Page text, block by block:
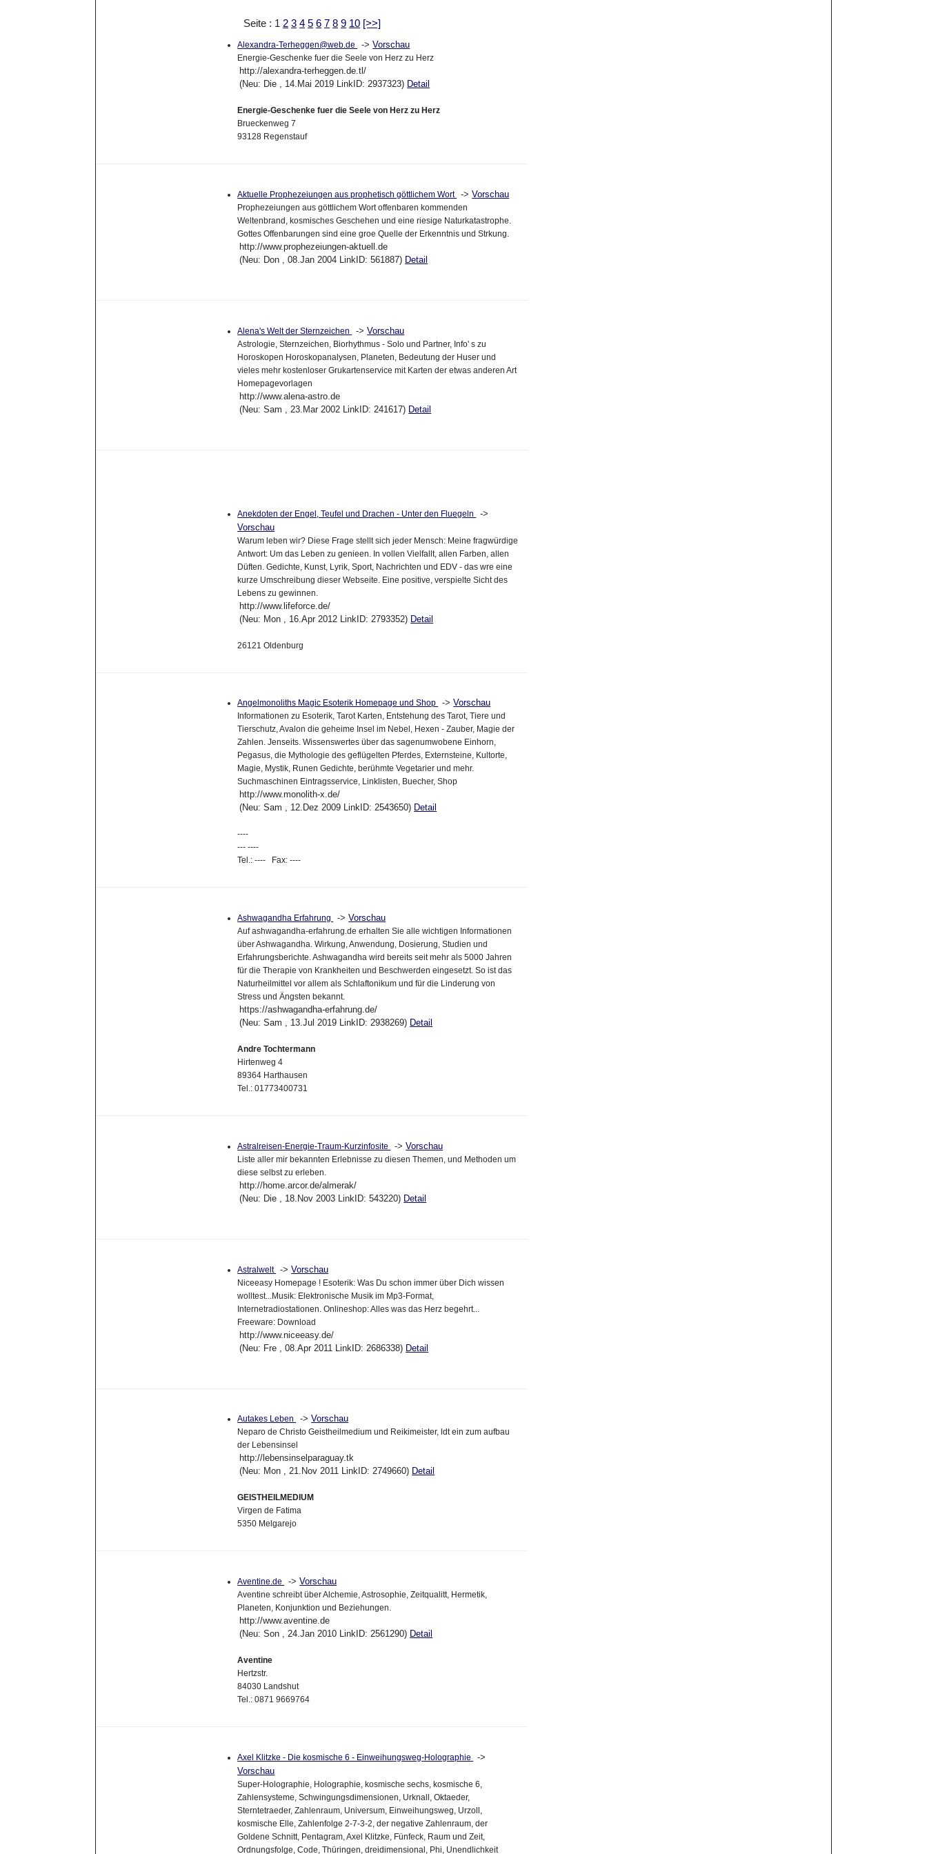
Seite : 1 2 3 4 5 6 7 8 9 10 [>>]
Alexandra-Terheggen@web.de ->Vorschau
Energie-Geschenke fuer die Seele von Herz zu Herz
http://alexandra-terheggen.de.tl/
(Neu: Die , 14.Mai 2019 LinkID: 2937323) Detail
Energie-Geschenke fuer die Seele von Herz zu Herz
Brueckenweg 7
93128 Regenstauf
Aktuelle Prophezeiungen aus prophetisch göttlichem Wort ->Vorschau
Prophezeiungen aus göttlichem Wort offenbaren kommenden
Weltenbrand, kosmisches Geschehen und eine riesige Naturkatastrophe.
Gottes Offenbarungen sind eine groe Quelle der Erkenntnis und Strkung.
http://www.prophezeiungen-aktuell.de
(Neu: Don , 08.Jan 2004 LinkID: 561887) Detail
Alena's Welt der Sternzeichen ->Vorschau
Astrologie, Sternzeichen, Biorhythmus - Solo und Partner, Info' s zu
Horoskopen Horoskopanalysen, Planeten, Bedeutung der Huser und
vieles mehr kostenloser Grukartenservice mit Karten der etwas anderen Art
Homepagevorlagen
http://www.alena-astro.de
(Neu: Sam , 23.Mar 2002 LinkID: 241617) Detail
Anekdoten der Engel, Teufel und Drachen - Unter den Fluegeln
->
Vorschau
Warum leben wir? Diese Frage stellt sich jeder Mensch: Meine fragwürdige
Antwort: Um das Leben zu genieen. In vollen Vielfallt, allen Farben, allen
Düften. Gedichte, Kunst, Lyrik, Sport, Nachrichten und EDV - das wre eine
kurze Umschreibung dieser Webseite. Eine positive, verspielte Sicht des
Lebens zu gewinnen.
http://www.lifeforce.de/
(Neu: Mon , 16.Apr 2012 LinkID: 2793352) Detail
26121 Oldenburg
Angelmonoliths Magic Esoterik Homepage und Shop ->Vorschau
Informationen zu Esoterik, Tarot Karten, Entstehung des Tarot, Tiere und
Tierschutz, Avalon die geheime Insel im Nebel, Hexen - Zauber, Magie der
Zahlen. Jenseits. Wissenswertes über das sagenumwobene Einhorn,
Pegasus, die Mythologie des geflügelten Pferdes, Externsteine, Kultorte,
Magie, Mystik, Runen Gedichte, berühmte Vegetarier und mehr.
Suchmaschinen Eintragsservice, Linklisten, Buecher, Shop
http://www.monolith-x.de/
(Neu: Sam , 12.Dez 2009 LinkID: 2543650) Detail
----
--- ----
Tel.: ---- Fax: ----
Ashwagandha Erfahrung ->Vorschau
Auf ashwagandha-erfahrung.de erhalten Sie alle wichtigen Informationen
über Ashwagandha. Wirkung, Anwendung, Dosierung, Studien und
Erfahrungsberichte. Ashwagandha wird bereits seit mehr als 5000 Jahren
für die Therapie von Krankheiten und Beschwerden eingesetzt. So ist das
Naturheilmittel vor allem als Schlaftonikum und für die Linderung von
Stress und Ängsten bekannt.
https://ashwagandha-erfahrung.de/
(Neu: Sam , 13.Jul 2019 LinkID: 2938269) Detail
Andre Tochtermann
Hirtenweg 4
89364 Harthausen
Tel.: 01773400731
Astralreisen-Energie-Traum-Kurzinfosite ->Vorschau
Liste aller mir bekannten Erlebnisse zu diesen Themen, und Methoden um
diese selbst zu erleben.
http://home.arcor.de/almerak/
(Neu: Die , 18.Nov 2003 LinkID: 543220) Detail
Astralwelt ->Vorschau
Niceeasy Homepage ! Esoterik: Was Du schon immer über Dich wissen
wolltest...Musik: Elektronische Musik im Mp3-Format,
Internetradiostationen. Onlineshop: Alles was das Herz begehrt...
Freeware: Download
http://www.niceeasy.de/
(Neu: Fre , 08.Apr 2011 LinkID: 2686338) Detail
Autakes Leben ->Vorschau
Neparo de Christo Geistheilmedium und Reikimeister, ldt ein zum aufbau
der Lebensinsel
http://lebensinselparaguay.tk
(Neu: Mon , 21.Nov 2011 LinkID: 2749660) Detail
GEISTHEILMEDIUM
Virgen de Fatima
5350 Melgarejo
Aventine.de ->Vorschau
Aventine schreibt über Alchemie, Astrosophie, Zeitqualitt, Hermetik,
Planeten, Konjunktion und Beziehungen.
http://www.aventine.de
(Neu: Son , 24.Jan 2010 LinkID: 2561290) Detail
Aventine
Hertzstr.
84030 Landshut
Tel.: 0871 9669764
Axel Klitzke - Die kosmische 6 - Einweihungsweg-Holographie
->
Vorschau
Super-Holographie, Holographie, kosmische sechs, kosmische 6,
Zahlensysteme, Schwingungsdimensionen, Urknall, Oktaeder,
Sterntetraeder, Zahlenraum, Universum, Einweihungsweg, Urzoll,
kosmische Elle, Zahlenfolge 2-7-3-2, der negative Zahlenraum, der
Goldene Schnitt, Pentagram, Axel Klitzke, Fünfeck, Raum und Zeit,
Ordnungsfolge, Code, Thüringen, dreidimensional, Phi, Unendlichkeit